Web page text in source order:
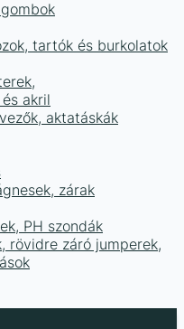
tartók és burkolatok
akril
aktatáskák
zárak
PH szondák
rövidre záró jumperek,